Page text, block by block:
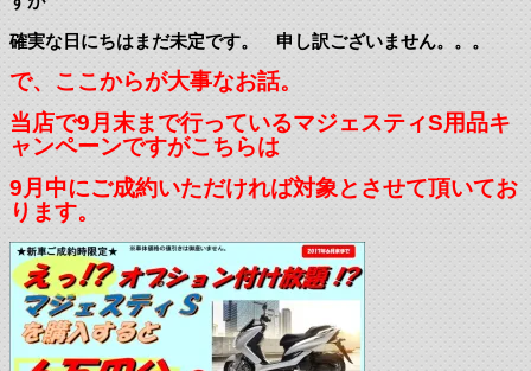
確実な日にちはまだ未定です。 申し訳ございません。。。
で、ここからが大事なお話。
当店で9月末まで行っているマジェスティS用品キ
ャンペーンですがこちらは
9月中にご成約いただければ対象とさせて頂いてお
ります。